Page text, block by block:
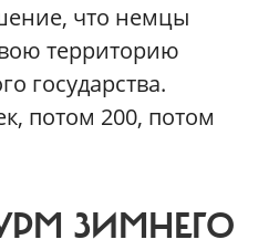
что немцы
территорию
государства.
потом 200, потом
ЗИМНЕГО